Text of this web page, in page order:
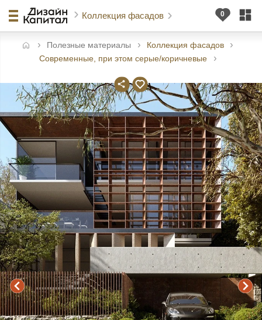
Коллекция фасадов
Полезные материалы
Коллекция фасадов
Современные, при этом серые/коричневые